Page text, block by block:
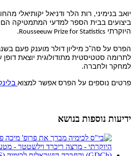
יואב בנימיני, רות הלר ודניאל יקותיאלי
ביצועים בבית הספר למדעי המתמטיקה
היוקרתי Rousseeuw Prize for Statistics
.
הפרס על סה"כ מיליון דולר מוענק פעם
לתרומה סטטיסטית מתודולוגית יוצאת
למחקר ולחברה.
פרטים נוספים על הפרס אפשר למצוא
ידיעות נוספות בנושא